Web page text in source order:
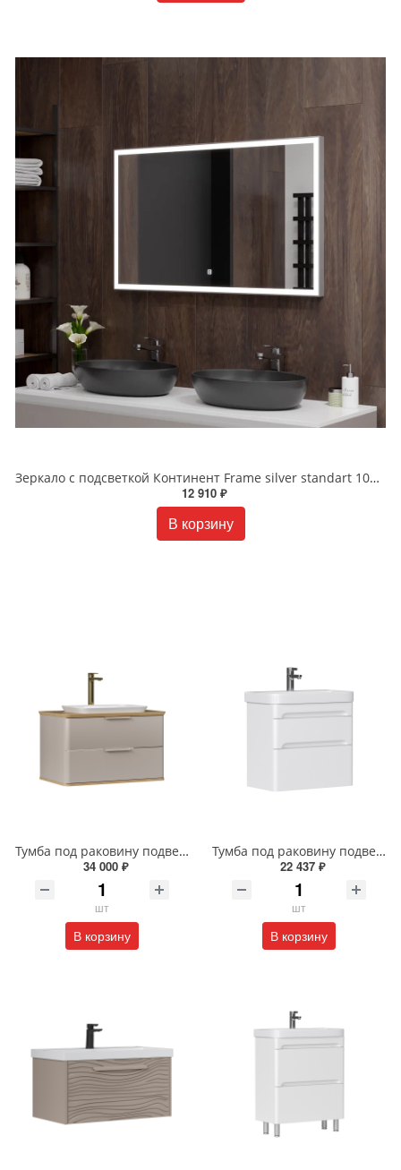
Зеркало с подсветкой Континент Frame silver standart 1000x700 ЗЛП83
12 910 ₽
В корзину
Тумба под раковину подвесная EQUIL Десерт 80.2Я/Desert 80.2Y с ручками в цвет амарок tpDSRT80.2Y-25R амарок/дуб
34 000 ₽
шт
В корзину
Тумба под раковину подвесная EQUIL Найс 70 см tpNICE70.2Y-05 белая
22 437 ₽
шт
В корзину